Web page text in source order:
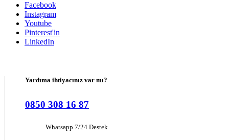
Facebook
Instagram
Youtube
Pinterest'in
LinkedIn
Yardıma ihtiyacınız var mı?
0850 308 16 87
Whatsapp 7/24 Destek